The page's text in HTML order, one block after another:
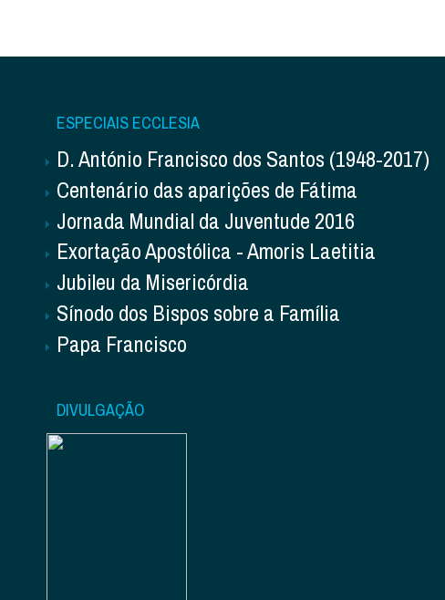
ESPECIAIS ECCLESIA
D. António Francisco dos Santos (1948-2017)
Centenário das aparições de Fátima
Jornada Mundial da Juventude 2016
Exortação Apostólica - Amoris Laetitia
Jubileu da Misericórdia
Sínodo dos Bispos sobre a Família
Papa Francisco
DIVULGAÇÃO